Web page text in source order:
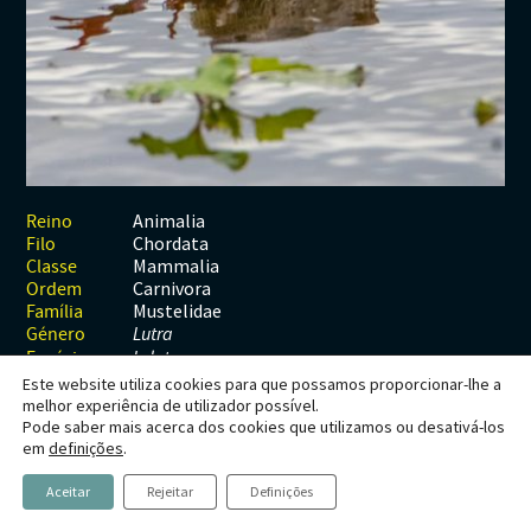
Reino
Animalia
Filo
Chordata
Classe
Mammalia
Ordem
Carnivora
Família
Mustelidae
Género
Lutra
Espécie L. lutra
Lutra lutra
Este website utiliza cookies para que possamos proporcionar-lhe a
melhor experiência de utilizador possível.
Pode saber mais acerca dos cookies que utilizamos ou desativá-los
em definições.
Aceitar Rejeitar Definições
ContactosArtrópodes
Aracnídeos
Crustáceos
Diplópodes
Cnidários
Cordados
Anfíbios
Tunicados
Equinodermes
Angiospérmicas
Briófitas
Gimnospérmicas
Pteridófitas
Fungos
Ascomicetes
Basidiomicetes
Anelídeos
Artrópodes
Braquiópodes
Cnidários
Peixes
Répteis
Plantas
Gimnospérmicas
Pteridófitas
Chromista
Glossário
Revista Naturae digital
Financiamento